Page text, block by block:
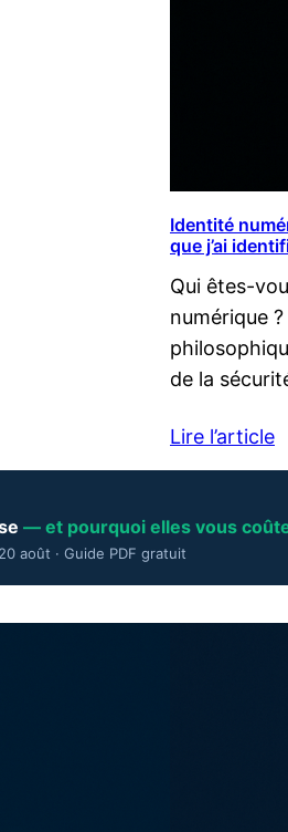
Identité
que j’ai
Qui êtes-
numérique
de la
Lire l’article
— et pourquoi elles vous
août · Guide PDF gratuit